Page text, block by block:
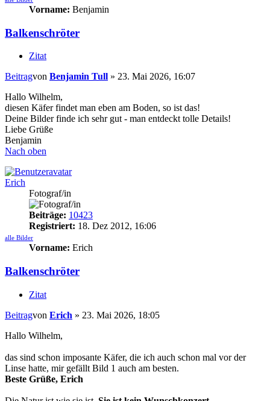
Vorname: Benjamin
Balkenschröter
Zitat
Beitragvon Benjamin Tull » 23. Mai 2026, 16:07
Hallo Wilhelm,
diesen Käfer findet man eben am Boden, so ist das!
Deine Bilder finde ich sehr gut - man entdeckt tolle Details!
Liebe Grüße
Benjamin
Nach oben
Erich
Fotograf/in
Beiträge: 10423
Registriert: 18. Dez 2012, 16:06
alle Bilder
Vorname: Erich
Balkenschröter
Zitat
Beitragvon Erich » 23. Mai 2026, 18:05
Hallo Wilhelm,
das sind schon imposante Käfer, die ich auch schon mal vor der
Linse hatte, mir gefällt Bild 1 auch am besten.
Beste Grüße, Erich